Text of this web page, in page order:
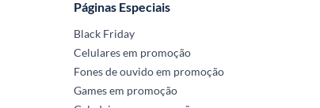
Páginas Especiais
Black Friday
Celulares em promoção
Fones de ouvido em promoção
Games em promoção